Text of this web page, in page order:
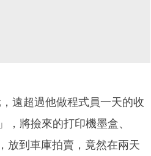
遠超過他做程式員一天的收
將撿來的打印機墨盒、
放到車庫拍賣，竟然在兩天